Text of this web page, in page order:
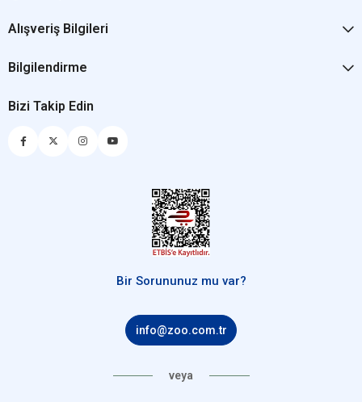
Alışveriş Bilgileri
Bilgilendirme
Bizi Takip Edin
Bir Sorununuz mu var?
info@zoo.com.tr
veya